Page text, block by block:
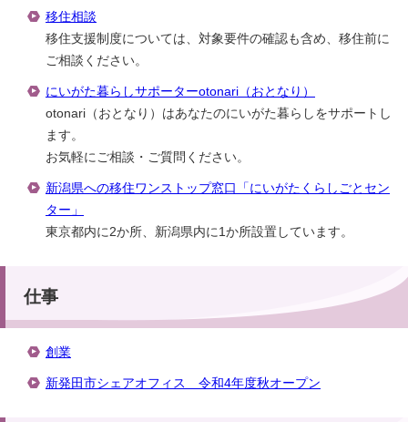
移住相談
移住支援制度については、対象要件の確認も含め、移住前に
ご相談ください。
にいがた暮らしサポーターotonari（おとなり）
otonari（おとなり）はあなたのにいがた暮らしをサポートし
ます。
お気軽にご相談・ご質問ください。
新潟県への移住ワンストップ窓口「にいがたくらしごとセン
ター」
東京都内に2か所、新潟県内に1か所設置しています。
仕事
創業
新発田市シェアオフィス 令和4年度秋オープン